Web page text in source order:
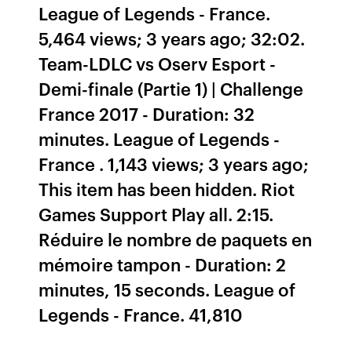
League of Legends - France.
5,464 views; 3 years ago; 32:02.
Team-LDLC vs Oserv Esport -
Demi-finale (Partie 1) | Challenge
France 2017 - Duration: 32
minutes. League of Legends -
France . 1,143 views; 3 years ago;
This item has been hidden. Riot
Games Support Play all. 2:15.
Réduire le nombre de paquets en
mémoire tampon - Duration: 2
minutes, 15 seconds. League of
Legends - France. 41,810